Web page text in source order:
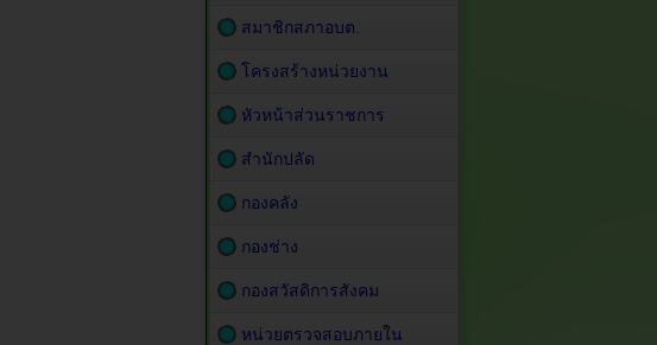
สมาชิกสภาอบต.
โครงสร้างหน่วยงาน
หัวหน้าส่วนราชการ
สำนักปลัด
กองคลัง
กองช่าง
กองสวัสดิการสังคม
หน่วยตรวจสอบภายใน